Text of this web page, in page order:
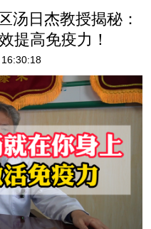
汤日杰教授揭秘：
提高免疫力！